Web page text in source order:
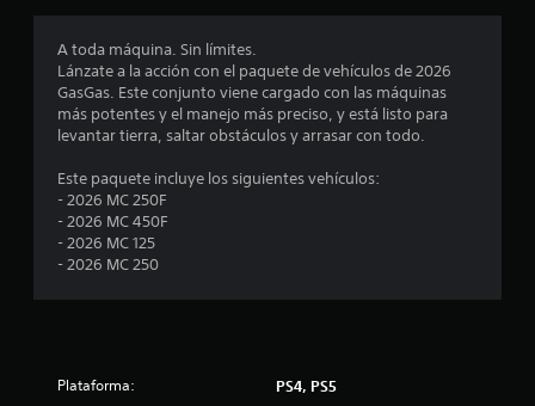
r
e
l
A toda máquina. Sin límites.
Lánzate a la acción con el paquete de vehículos de 2026
GasGas. Este conjunto viene cargado con las máquinas
más potentes y el manejo más preciso, y está listo para
levantar tierra, saltar obstáculos y arrasar con todo.
Este paquete incluye los siguientes vehículos:
- 2026 MC 250F
- 2026 MC 450F
- 2026 MC 125
- 2026 MC 250
Plataforma: PS4, PS5